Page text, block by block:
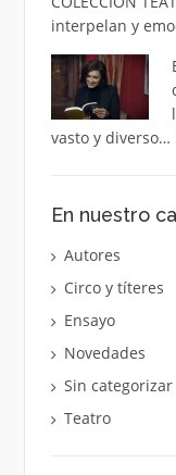
interpelan y
vasto y diverso…
En nuestro
Autores
Circo y títeres
Ensayo
Novedades
Sin categorizar
Teatro